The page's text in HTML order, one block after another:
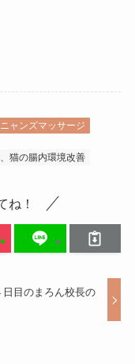
ニャンズマッサージ
猫の腸内環境改善
ね！
日目のまろん校長の